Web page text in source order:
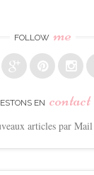
FOLLOW me
EN contact
articles par Mail